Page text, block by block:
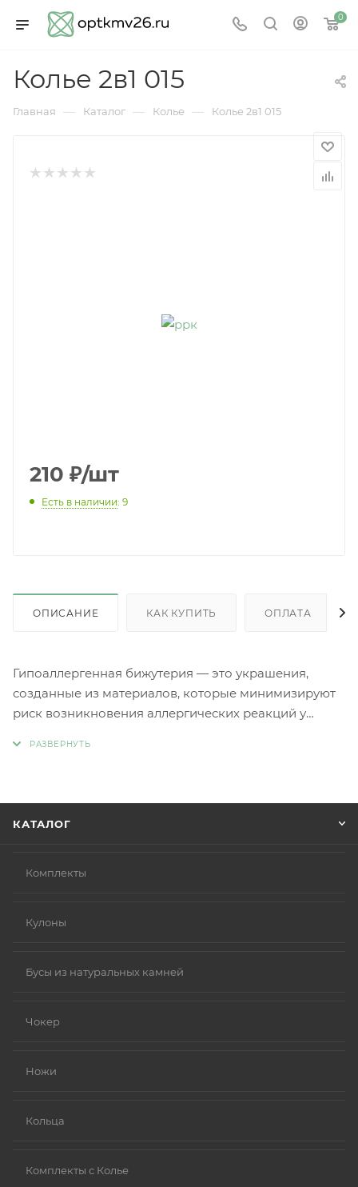
0
Колье 2в1 015
Главная — Каталог — Колье — Колье 2в1 015
210 ₽/шт
Есть в наличии: 9
ОПИСАНИЕ КАК КУПИТЬ ОПЛАТА
Гипоаллергенная бижутерия — это украшения,
созданные из материалов, которые минимизируют
риск возникновения аллергических реакций у
гипоаллергенной бижутерии используются
Нержавеющая сталь.
в сплаве может вызывать реакцию).
покрытия других металлов, таких как золото или
Золото (особенно высокой пробы, хотя даже
Платина.
КАТАЛОГ
Комплекты
Кулоны
Бусы из натуральных камней
Чокер
Ножи
Кольца
Комплекты с Колье